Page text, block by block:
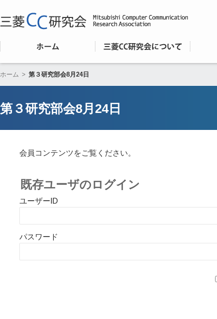
ホーム > 第３研究部会8月24日
第３研究部会8月24日
会員コンテンツをご覧ください。
既存ユーザのログイン
ユーザーID
パスワード